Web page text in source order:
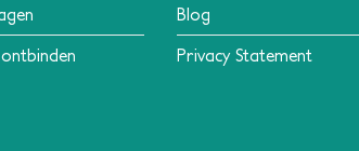
Blog
Privacy Statement